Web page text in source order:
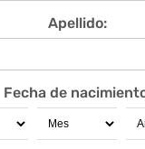
Apellido:
Fecha de